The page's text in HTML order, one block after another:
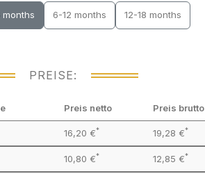
months 6-12 months 12-18 months
PREISE:
Preis netto Preis brutto
16,20 €* 19,28 €*
10,80 €* 12,85 €*